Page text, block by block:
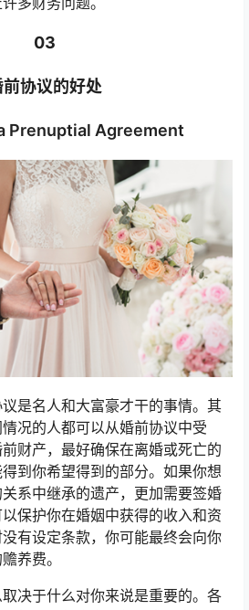
03
前协议的好处
Prenuptial Agreement
是名人和大富豪才干的事情。其
况的人都可以从婚前协议中受
财产，最好确保在离婚或死亡的
到你希望得到的部分。如果你想
系中继承的遗产，更加需要签婚
保护你在婚姻中获得的收入和资
有设定条款，你可能最终会向你
养费。
决于什么对你来说是重要的。各